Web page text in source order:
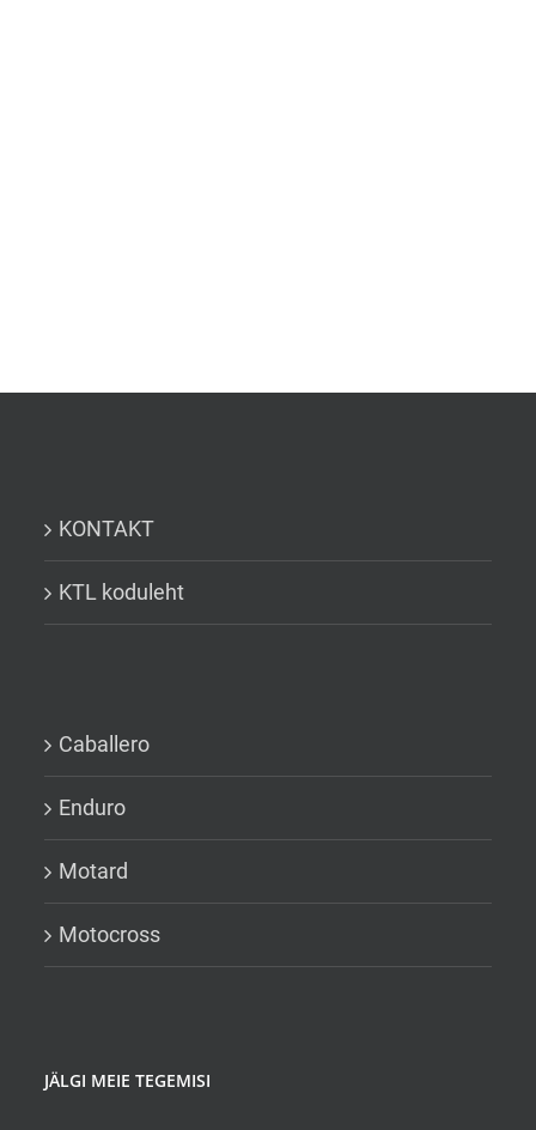
KONTAKT
KTL koduleht
Caballero
Enduro
Motard
Motocross
JÄLGI MEIE TEGEMISI